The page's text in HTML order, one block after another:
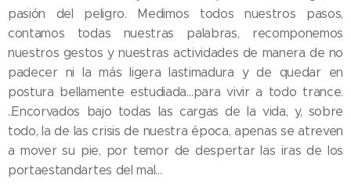
pasión del peligro. Medimos todos nuestros pasos,
contamos todas nuestras palabras, recomponemos
nuestros gestos y nuestras actividades de manera de no
padecer ni la más ligera lastimadura y de quedar en
postura bellamente estudiada…para vivir a todo trance.
..Encorvados bajo todas las cargas de la vida, y, sobre
todo, la de las crisis de nuestra época, apenas se atreven
a mover su pie, por temor de despertar las iras de los
portaestandartes del mal…